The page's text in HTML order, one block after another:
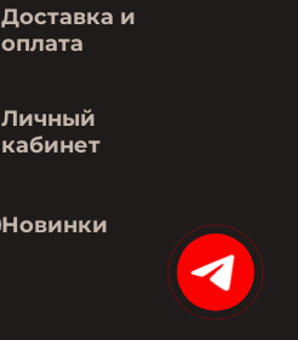
Доставка и
оплата
Личный
кабинет
Новинки
15%